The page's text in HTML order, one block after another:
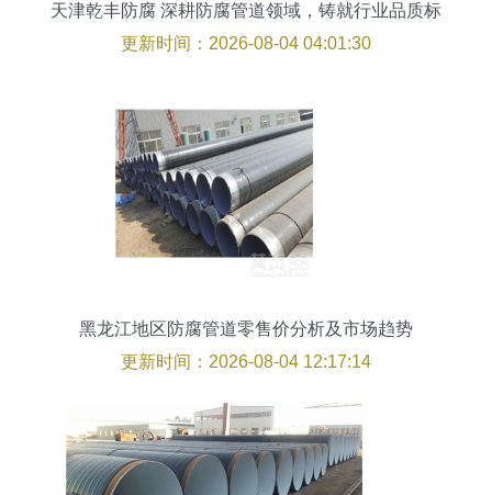
天津乾丰防腐 深耕防腐管道领域，铸就行业品质标
杆
更新时间：2026-08-04 04:01:30
黑龙江地区防腐管道零售价分析及市场趋势
更新时间：2026-08-04 12:17:14